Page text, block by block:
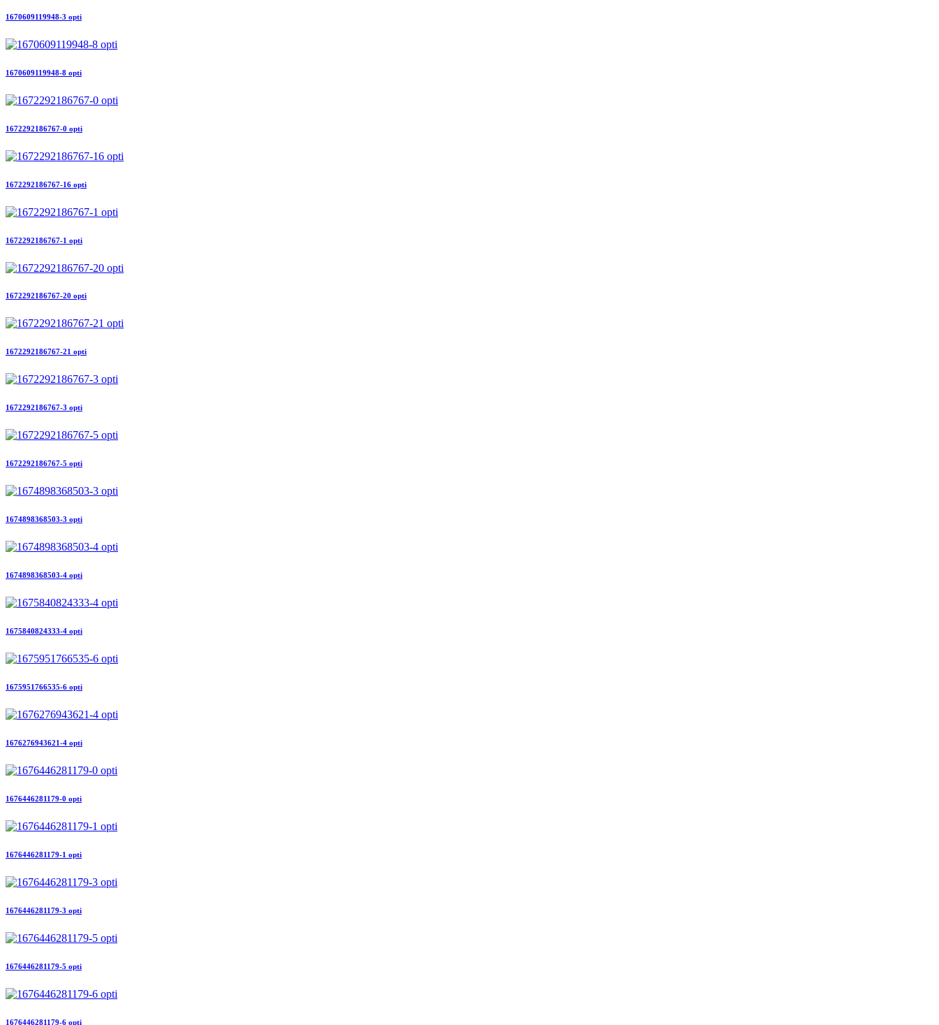
1670609119948-3 opti
1670609119948-8 opti
1672292186767-0 opti
1672292186767-16 opti
1672292186767-1 opti
1672292186767-20 opti
1672292186767-21 opti
1672292186767-3 opti
1672292186767-5 opti
1674898368503-3 opti
1674898368503-4 opti
1675840824333-4 opti
1675951766535-6 opti
1676276943621-4 opti
1676446281179-0 opti
1676446281179-1 opti
1676446281179-3 opti
1676446281179-5 opti
1676446281179-6 opti